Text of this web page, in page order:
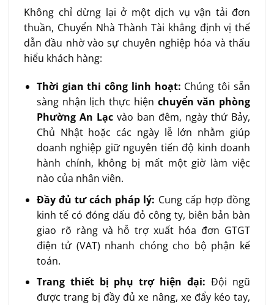
Không chỉ dừng lại ở một dịch vụ vận tải đơn
thuần, Chuyển Nhà Thành Tài khẳng định vị thế
dẫn đầu nhờ vào sự chuyên nghiệp hóa và thấu
hiểu khách hàng:
Thời gian thi công linh hoạt: Chúng tôi sẵn
sàng nhận lịch thực hiện chuyển văn phòng
Phường An Lạcvào ban đêm, ngày thứ Bảy,
Chủ Nhật hoặc các ngày lễ lớn nhằm giúp
doanh nghiệp giữ nguyên tiến độ kinh doanh
hành chính, không bị mất một giờ làm việc
nào của nhân viên.
Đầy đủ tư cách pháp lý: Cung cấp hợp đồng
kinh tế có đóng dấu đỏ công ty, biên bản bàn
giao rõ ràng và hỗ trợ xuất hóa đơn GTGT
điện tử (VAT) nhanh chóng cho bộ phận kế
toán.
Trang thiết bị phụ trợ hiện đại: Đội ngũ
được trang bị đầy đủ xe nâng, xe đẩy kéo tay,